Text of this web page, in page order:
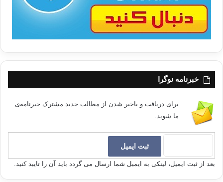
خبرنامه نوگرا
برای دریافت و باخبر شدن از مطالب جدید مشترک خبرنامه‌ی
ما شوید.
بعد از ثبت ایمیل، لینکی به ایمیل شما ارسال می گردد باید آن را تایید کنید.